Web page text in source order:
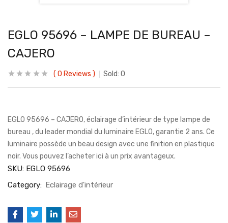
EGLO 95696 – LAMPE DE BUREAU –
CAJERO
0 Reviews Sold: 0
EGLO 95696 – CAJERO, éclairage d’intérieur de type lampe de
bureau , du leader mondial du luminaire EGLO, garantie 2 ans. Ce
luminaire possède un beau design avec une finition en plastique
noir. Vous pouvez l’acheter ici à un prix avantageux.
SKU: EGLO 95696
Category: Eclairage d'intérieur